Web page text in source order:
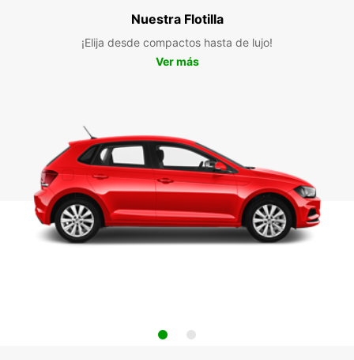
Nuestra Flotilla
¡Elija desde compactos hasta de lujo!
Ver más